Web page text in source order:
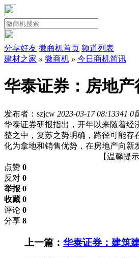
分享好友 微商机首页 频道列表
建材之家 » 微商机 » 今日商机简讯
华泰证券：房地
发布者：szjcw 2023-03-17 08:13341 0
华泰证券研报指出，开年以来随着经
整之中，复苏之势明确，路径可能存
化为拿地和销售优势，在房地产向新
【温馨提
点赞 0
反对 0
举报 0
收藏 0
评论 0
分享 8
上一篇： 华泰证券：建筑